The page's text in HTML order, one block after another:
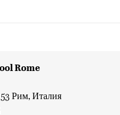
Rome
Рим, Италия